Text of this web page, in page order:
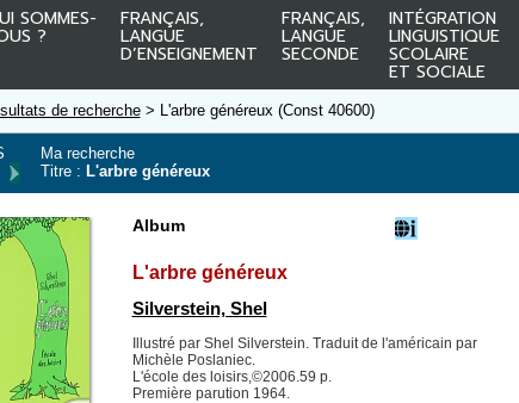
SOMMES-
?
FRANÇAIS,
LANGUE
D’ENSEIGNEMENT
FRANÇAIS,
LANGUE
SECONDE
INTÉGRATION
LINGUISTIQUE
SCOLAIRE
ET SOCIALE
de recherche> L'arbre généreux (Const 40600)
Ma recherche
Titre : L'arbre généreux
Album
L'arbre généreux
Silverstein, Shel
Illustré par Shel Silverstein. Traduit de l'américain par
Michèle Poslaniec.
L'école des loisirs,©2006.59 p.
Première parution 1964.